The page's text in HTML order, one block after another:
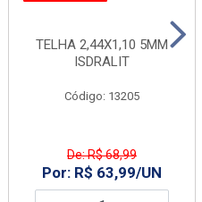
TELHA 2,44X1,10 5MM
ISDRALIT
Código: 13205
De: R$ 68,99
Por: R$ 63,99/UN